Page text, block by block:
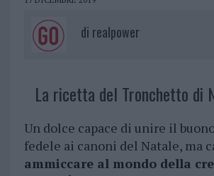
di realpower
La ricetta del Tronchetto di
Un dolce capace di unire il
fedele ai canoni del Natale, ma
ammiccare al mondo della